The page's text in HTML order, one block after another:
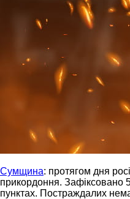
Сумщина: протягом дня
прикордоння. Зафіксовано
пунктах. Постраждалих